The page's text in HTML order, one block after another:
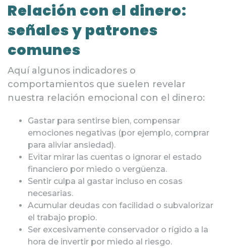
Relación con el dinero:
señales y patrones
comunes
Aquí algunos indicadores o
comportamientos que suelen revelar
nuestra relación emocional con el dinero:
Gastar para sentirse bien, compensar
emociones negativas (por ejemplo, comprar
para aliviar ansiedad).
Evitar mirar las cuentas o ignorar el estado
financiero por miedo o vergüenza.
Sentir culpa al gastar incluso en cosas
necesarias.
Acumular deudas con facilidad o subvalorizar
el trabajo propio.
Ser excesivamente conservador o rígido a la
hora de invertir por miedo al riesgo.